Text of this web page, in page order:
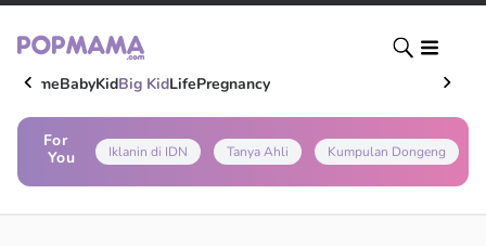
HomeBabyKidBig KidLifePregnancy
For
You
Iklanin di IDN Tanya Ahli Kumpulan Dongeng